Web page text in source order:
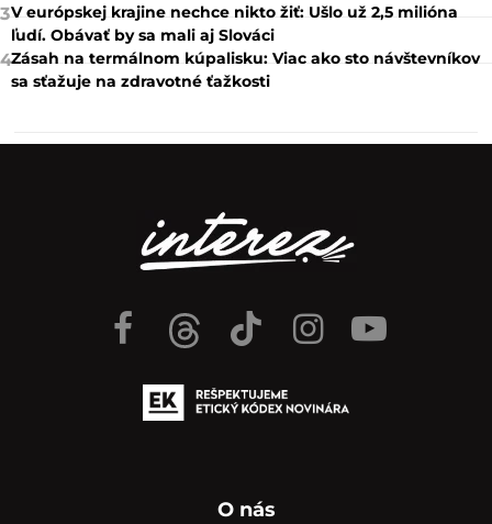
3V európskej krajine nechce nikto žiť: Ušlo už 2,5 milióna
ľudí. Obávať by sa mali aj Slováci
4Zásah na termálnom kúpalisku: Viac ako sto návštevníkov
sa sťažuje na zdravotné ťažkosti
O nás